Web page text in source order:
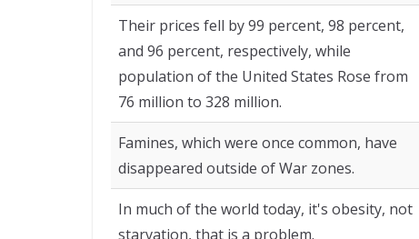
Their prices fell by 99 percent, 98 percent,
and 96 percent, respectively, while
population of the United States Rose from
76 million to 328 million.
Famines, which were once common, have
disappeared outside of War zones.
In much of the world today, it's obesity, not
starvation, that is a problem.